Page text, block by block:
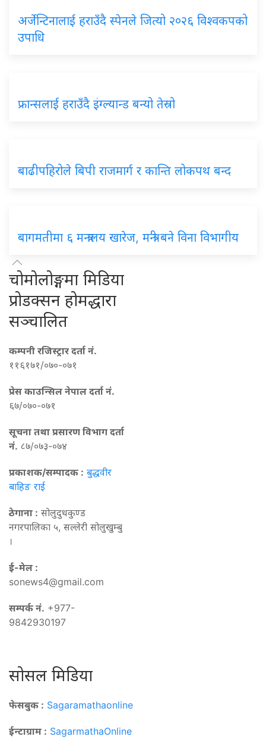
अर्जेन्टिनालाई हराउँदै स्पेनले जित्यो २०२६ विश्वकपको
उपाधि
फ्रान्सलाई हराउँदै इंग्ल्यान्ड बन्यो तेस्रो
बाढीपहिरोले बिपी राजमार्ग र कान्ति लोकपथ बन्द
बागमतीमा ६ मन्त्रालय खारेज, मन्त्री बने विना विभागीय
चोमोलोङ्गमा मिडिया
प्रोडक्सन होमद्धारा
सञ्चालित
कम्पनी रजिस्ट्रार दर्ता नं.
११६१७१/०७०-०७१
प्रेस काउन्सिल नेपाल दर्ता नं.
६७/०७०-०७१
सूचना तथा प्रसारण विभाग दर्ता
नं. ८७/०७३-०७४
प्रकाशक/सम्पादक : बुद्धवीर
बाहिङ राई
ठेगाना : सोलुदुधकुण्ड
नगरपालिका ५, सल्लेरी सोलुखुम्बु
।
ई-मेल :
sonews4@gmail.com
सम्पर्क नं. +977-
9842930197
सोसल मिडिया
फेसबुक : Sagaramathaonline
ईन्टाग्राम : SagarmathaOnline